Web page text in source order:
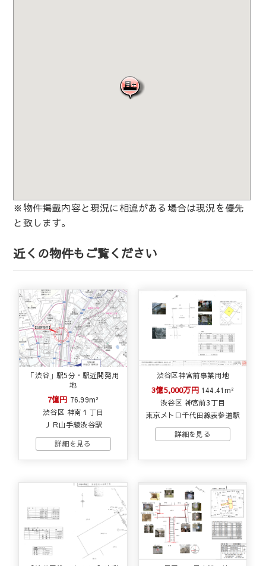
※物件掲載内容と現況に相違がある場合は現況を優先
と致します。
近くの物件もご覧ください
「渋谷」駅5分・駅近開発用
地
7億円 76.99m²
渋谷区 神南１丁目
ＪＲ山手線渋谷駅
渋谷区神宮前事業用地
3億5,000万円 144.41m²
渋谷区 神宮前3丁目
東京メトロ千代田線表参道駅